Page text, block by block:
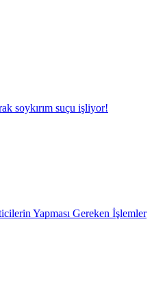
soykırım suçu işliyor!
Yapması Gereken İşlemler